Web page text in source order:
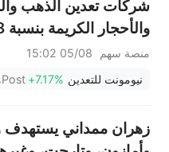
شركات تعدين الذهب
منصة سهم
05/08 15:02
نيومونت للتعدين +7.17%
Post
زهران ممداني يستهدف